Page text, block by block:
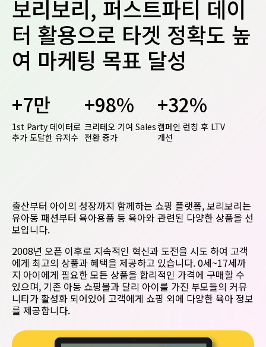
보리보리, 퍼스트파티 데이
터 활용으로 타겟 정확도 높
여 마케팅 목표 달성
+7만
1st Party 데이터로
추가 도달한 유저수
+98%
크리테오 기여 Sales
전환 증가
+32%
캠페인 런칭 후 LTV
개선
출산부터 아이의 성장까지 함께하는 쇼핑 플랫폼, 보리보리는
유아동 패션부터 육아용품 등 육아와 관련된 다양한 상품을 선
보입니다.
2008년 오픈 이후로 지속적인 혁신과 도전을 시도 하여 고객
에게 최고의 상품과 혜택을 제공하고 있습니다. 0세~17세까
지 아이에게 필요한 모든 상품을 합리적인 가격에 구매할 수
있으며, 기존 아동 쇼핑몰과 달리 아이를 가진 부모들의 커뮤
니티가 활성화 되어있어 고객에게 쇼핑 외에 다양한 육아 정보
를 제공합니다.